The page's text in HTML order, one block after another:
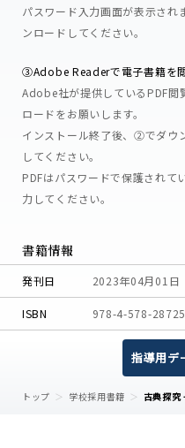
パスワード入力画面が表示され
ンロードしてください。
③Adobe Readerで電子書籍を
Adobe社が提供しているPDF
ロードをお願いします。
インストール終了後、②でダウ
してください。
PDFはパスワードで保護されて
力してください。
書籍情報
発刊日 2023年04月01日
ISBN 978-4-578-
指導用デ
トップ 学校採用書籍 古典探究